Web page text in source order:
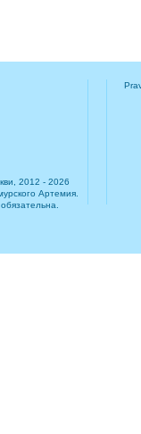
2012 - 2026
Артемия.